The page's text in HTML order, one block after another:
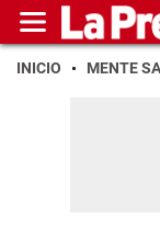
INICIO MENTE